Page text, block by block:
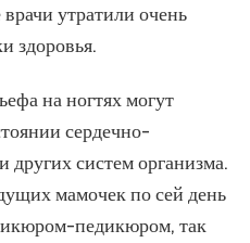
утратили очень
здоровья.
на ногтях могут
сердечно-
других систем организма.
мамочек по сей день
педикюром, так